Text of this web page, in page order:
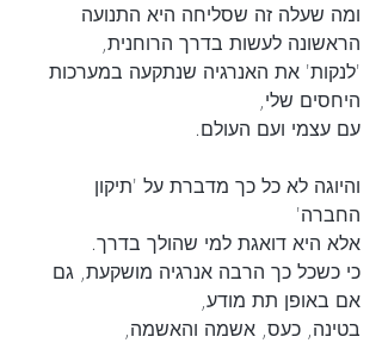
ומה שעלה זה שסליחה היא התנועה
הראשונה לעשות בדרך הרוחנית,
'לנקות' את האנרגיה שנתקעה במערכות
היחסים שלי,
עם עצמי ועם העולם.
והיוגה לא כל כך מדברת על 'תיקון
החברה'
אלא היא דואגת למי שהולך בדרך.
כי כשכל כך הרבה אנרגיה מושקעת, גם
אם באופן תת מודע,
בטינה, כעס, אשמה והאשמה,